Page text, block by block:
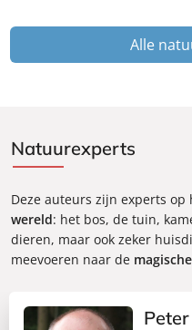
Alle
Natuurexperts
Deze auteurs zijn experts op
wereld: het bos, de tuin,
dieren, maar ook zeker
meevoeren naar de